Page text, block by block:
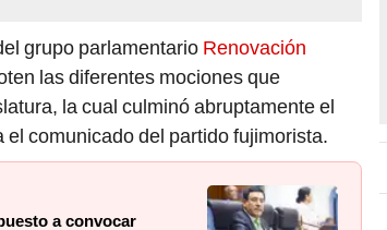
las diferentes mociones que
la cual culminó abruptamente el
comunicado del partido fujimorista.
a convocar